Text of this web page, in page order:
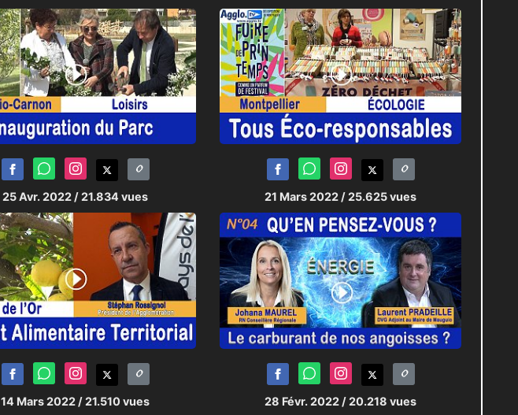
25 Avr. 2022 / 21.834 vues 21 Mars 2022 / 25.625 vues
14 Mars 2022 / 21.510 vues 28 Févr. 2022 / 20.218 vues